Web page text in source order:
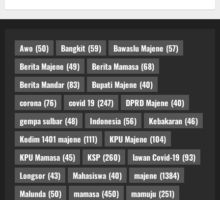
Awo (50) Bangkit (59) Bawaslu Majene (57)
Berita Majene (49) Berita Mamasa (68)
Berita Mandar (83) Bupati Majene (40)
corona (76) covid 19 (247) DPRD Majene (40)
gempa sulbar (48) Indonesia (56) Kebakaran (46)
Kodim 1401 majene (111) KPU Majene (104)
KPU Mamasa (45) KSP (260) lawan Covid-19 (93)
Longsor (43) Mahasiswa (40) majene (1384)
Malunda (50) mamasa (450) mamuju (251)